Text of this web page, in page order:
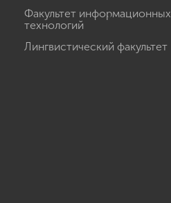
Факультет информационных
технологий
Лингвистический факультет